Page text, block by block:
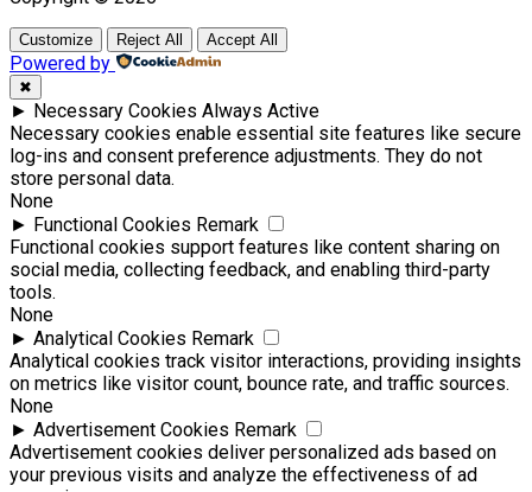
Customize Reject All Accept All
Powered by
✖
► Necessary Cookies Always Active
Necessary cookies enable essential site features like secure
log-ins and consent preference adjustments. They do not
store personal data.
None
► Functional Cookies Remark
Functional cookies support features like content sharing on
social media, collecting feedback, and enabling third-party
tools.
None
► Analytical Cookies Remark
Analytical cookies track visitor interactions, providing insights
on metrics like visitor count, bounce rate, and traffic sources.
None
► Advertisement Cookies Remark
Advertisement cookies deliver personalized ads based on
your previous visits and analyze the effectiveness of ad